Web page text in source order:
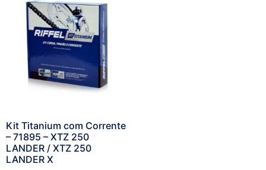
Kit Titanium com Corrente
– 71895 – XTZ 250
LANDER / XTZ 250
LANDER X